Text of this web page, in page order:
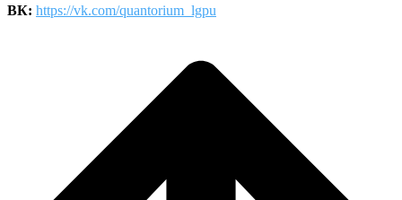
ВК: https://vk.com/quantorium_lgpu